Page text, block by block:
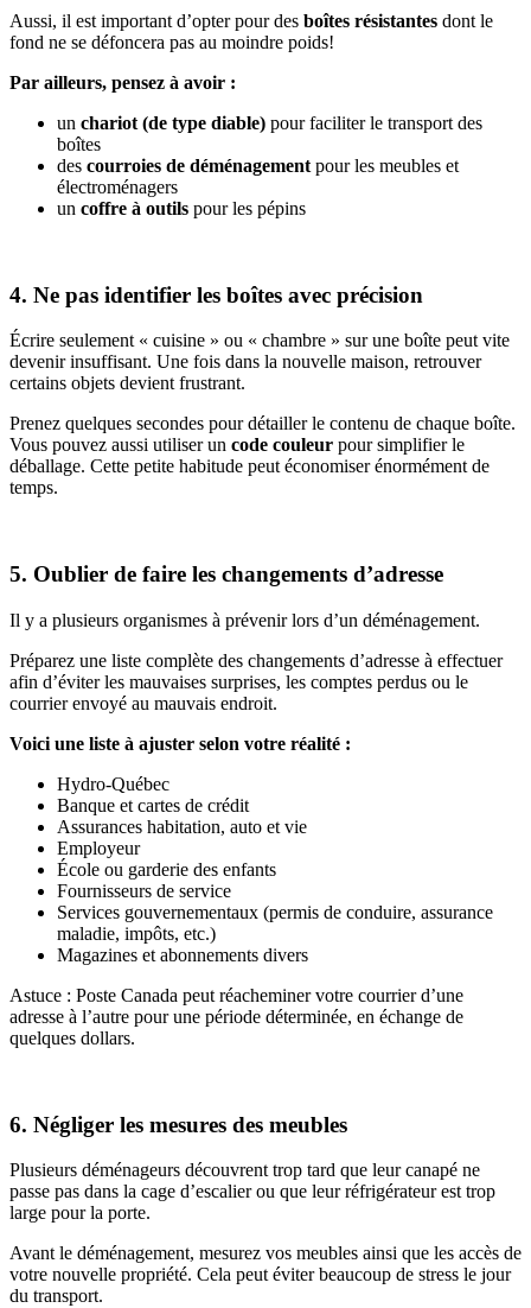
Aussi, il est important d’opter pour des boîtes résistantes dont le
fond ne se défoncera pas au moindre poids!
Par ailleurs, pensez à avoir :
un chariot (de type diable) pour faciliter le transport des
boîtes
des courroies de déménagement pour les meubles et
électroménagers
un coffre à outils pour les pépins
4. Ne pas identifier les boîtes avec précision
Écrire seulement « cuisine » ou « chambre » sur une boîte peut vite
devenir insuffisant. Une fois dans la nouvelle maison, retrouver
certains objets devient frustrant.
Prenez quelques secondes pour détailler le contenu de chaque boîte.
Vous pouvez aussi utiliser un code couleur pour simplifier le
déballage. Cette petite habitude peut économiser énormément de
temps.
5. Oublier de faire les changements d’adresse
Il y a plusieurs organismes à prévenir lors d’un déménagement.
Préparez une liste complète des changements d’adresse à effectuer
afin d’éviter les mauvaises surprises, les comptes perdus ou le
courrier envoyé au mauvais endroit.
Voici une liste à ajuster selon votre réalité :
Hydro-Québec
Banque et cartes de crédit
Assurances habitation, auto et vie
Employeur
École ou garderie des enfants
Fournisseurs de service
Services gouvernementaux (permis de conduire, assurance
maladie, impôts, etc.)
Magazines et abonnements divers
Astuce : Poste Canada peut réacheminer votre courrier d’une
adresse à l’autre pour une période déterminée, en échange de
quelques dollars.
6. Négliger les mesures des meubles
Plusieurs déménageurs découvrent trop tard que leur canapé ne
passe pas dans la cage d’escalier ou que leur réfrigérateur est trop
large pour la porte.
Avant le déménagement, mesurez vos meubles ainsi que les accès de
votre nouvelle propriété. Cela peut éviter beaucoup de stress le jour
du transport.